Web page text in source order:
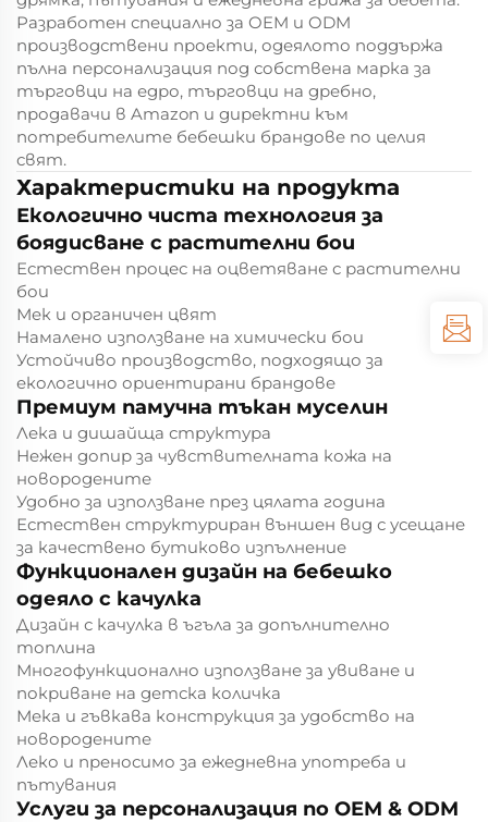
Разработен специално за OEM и ODM
производствени проекти, одеялото поддържа
пълна персонализация под собствена марка за
търговци на едро, търговци на дребно,
продавачи в Amazon и директни към
потребителите бебешки брандове по целия
свят.
Характеристики на продукта
Екологично чиста технология за
боядисване с растителни бои
Естествен процес на оцветяване с растителни
бои
Мек и органичен цвят
Намалено използване на химически бои
Устойчиво производство, подходящо за
екологично ориентирани брандове
Премиум памучна тъкан муселин
Лека и дишайща структура
Нежен допир за чувствителната кожа на
новородените
Удобно за използване през цялата година
Естествен структуриран външен вид с усещане
за качествено бутиково изпълнение
Функционален дизайн на бебешко
одеяло с качулка
Дизайн с качулка в ъгъла за допълнително
топлина
Многофункционално използване за увиване и
покриване на детска количка
Мека и гъвкава конструкция за удобство на
новородените
Леко и преносимо за ежедневна употреба и
пътувания
Услуги за персонализация по OEM & ODM